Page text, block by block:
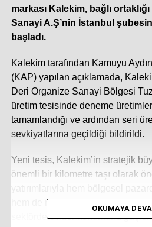
markası Kalekim, bağlı
Sanayi A.Ş’nin İstanbul
başladı.
Kalekim tarafından Kamuyu
(KAP) yapılan açıklamada,
Deri Organize Sanayi Bölgesi
üretim tesisinde deneme
tamamlandığı ve ardından seri
sevkiyatlarına geçildiği bildirildi.
Yeni tesis, Kalekim’in stratejik
önemli bir kilometre taşı olarak
hem de müşterilerine yenilikçi
sektördeki lider konumunu
OKUMAYA